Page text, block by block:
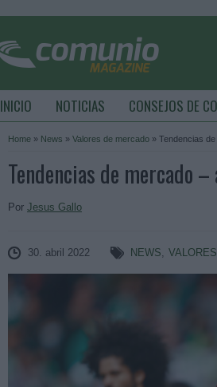
INICIO NOTICIAS CONSEJOS DE
Home » News » Valores de mercado » Tendencias
Tendencias de mercado
Por Jesus Gallo
30. abril 2022 NEWS,